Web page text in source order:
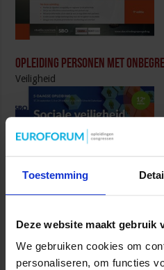
Toestemming
Deze website maakt gebruik
We gebruiken cookies om
personaliseren, om functies
Opleiding Personen met
Veiligheid
Veiligheid